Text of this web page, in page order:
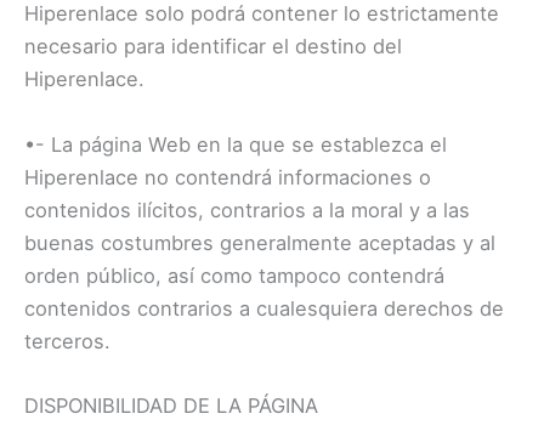
Hiperenlace solo podrá contener lo estrictamente
necesario para identificar el destino del
Hiperenlace.
•- La página Web en la que se establezca el
Hiperenlace no contendrá informaciones o
contenidos ilícitos, contrarios a la moral y a las
buenas costumbres generalmente aceptadas y al
orden público, así como tampoco contendrá
contenidos contrarios a cualesquiera derechos de
terceros.
DISPONIBILIDAD DE LA PÁGINA